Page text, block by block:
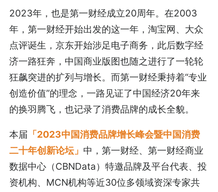
2023年，也是第一财经成立20周年。在2003
年，第一财经开始出发的这一年，淘宝网、大众
点评诞生，京东开始涉足电子商务，此后数字经
济一路狂奔，中国商业版图也随之进行了一轮轮
狂飙突进的扩列与增长。而第一财经秉持着“专业
创造价值”的理念，一路见证了中国经济20年来
的换羽腾飞，也记录了消费品牌的成长全貌。
本届 「2023中国消费品牌增长峰会暨中国消费
二十年创新论坛」 中，第一财经、第一财经商业
数据中心（CBNData）特邀品牌及平台代表、投
资机构、MCN机构等近30位多领域资深专家共